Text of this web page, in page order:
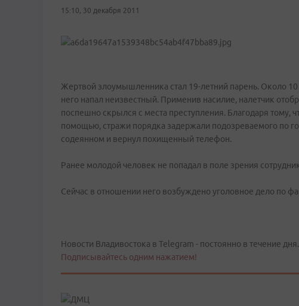
15:10, 30 декабря 2011
Жертвой злоумышленника стал 19-летний парень. Около
него напал неизвестный. Применив насилие, налетчик
поспешно скрылся с места преступления. Благодаря тому,
помощью, стражи порядка задержали подозреваемого по
содеянном и вернул похищенный телефон.
Ранее молодой человек не попадал в поле зрения
Сейчас в отношении него возбуждено уголовное дело по
Новости Владивостока в Telegram - постоянно в течение дня.
Подписывайтесь одним нажатием!